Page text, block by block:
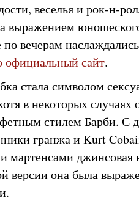
веселья и рок-н-
выражением
вечерам
официальный сайт.
стала символом
в некоторых
стилем Барби. С
гранжа и Kurt
мартенсами джинсовая
версии она была